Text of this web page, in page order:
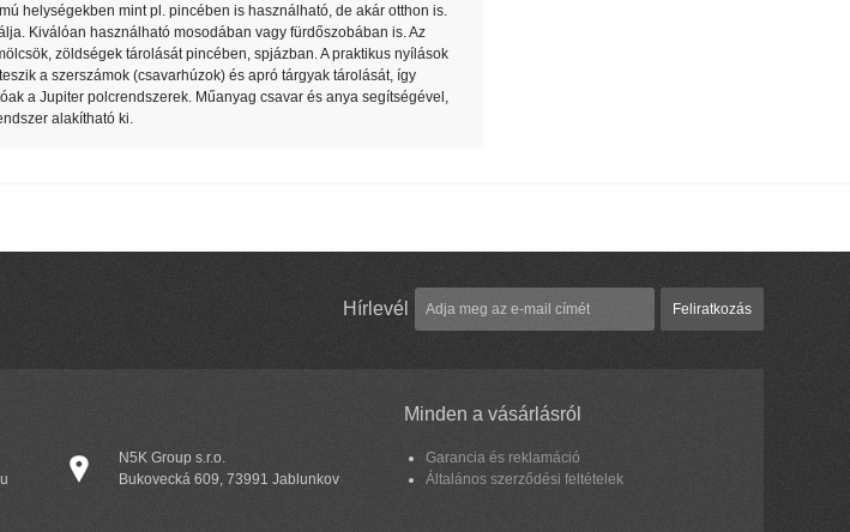
helységekben mint pl. pincében is használható, de akár otthon is.
Kiválóan használható mosodában vagy fürdőszobában is. Az
zöldségek tárolását pincében, spjázban. A praktikus nyílások
a szerszámok (csavarhúzok) és apró tárgyak tárolását, így
a Jupiter polcrendszerek. Műanyag csavar és anya segítségével,
alakítható ki.
Hírlevél Feliratkozás
N5K Group s.r.o.
Bukovecká 609, 73991 Jablunkov
Minden a vásárlásról
Garancia és reklamáció
Általános szerződési feltételek